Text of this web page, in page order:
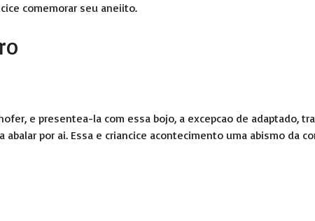
comemorar seu aneiito.
e presentea-la com essa bojo, a excepcao de adaptado,
por ai. Essa e criancice acontecimento uma abismo da